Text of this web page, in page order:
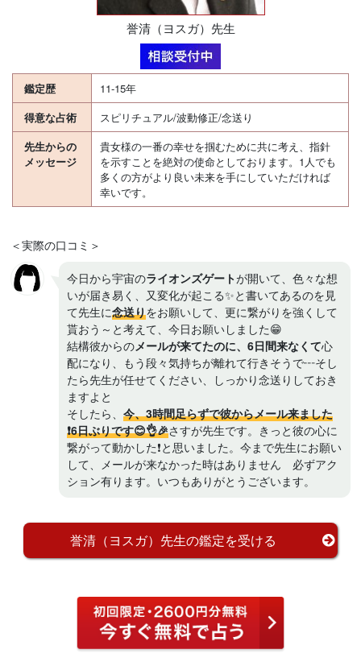
誉清（ヨスガ）先生
鑑定歴
11-15年
得意な占術
スピリチュアル/波動修正/念送り
先生からの
メッセージ
貴女様の一番の幸せを掴むために共に考え、指針
を示すことを絶対の使命としております。1人でも
多くの方がより良い未来を手にしていただければ
幸いです。
＜実際の口コミ＞
今日から宇宙のライオンズゲートが開いて、色々な想
いが届き易く、又変化が起こる✨と書いてあるのを見
て先生に念送りをお願いして、更に繋がりを強くして
貰おう～と考えて、今日お願いしました😁
結構彼からのメールが来てたのに、6日間来なくて心
配になり、もう段々気持ちが離れて行きそうで┅そし
たら先生が任せてください、しっかり念送りしておき
ますよと
そしたら、今、3時間足らずで彼からメール来ました
❗6日ぶりです😊👌🎉さすが先生です。きっと彼の心に
繋がって動かした❗と思いました。今まで先生にお願い
して、メールが来なかった時はありません 必ずアク
ション有ります。いつもありがとうございます。
誉清（ヨスガ）先生の鑑定を受ける